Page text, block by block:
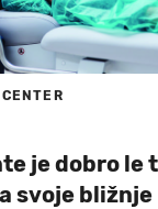
je dobro le
svoje bližnje